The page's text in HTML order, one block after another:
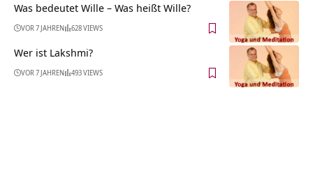
Was bedeutet Wille – Was heißt Wille?
VOR 7 JAHREN 628 VIEWS
Wer ist Lakshmi?
VOR 7 JAHREN 493 VIEWS